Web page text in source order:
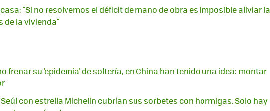
"Si no resolvemos el déficit de mano de obra es imposible aliviar la
de la vivienda"
frenar su 'epidemia' de soltería, en China han tenido una idea: montar
con estrella Michelin cubrían sus sorbetes con hormigas. Solo hay